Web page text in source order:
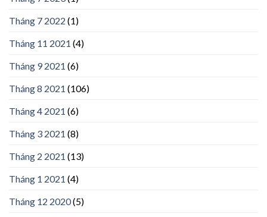
Tháng 7 2022 (1)
Tháng 11 2021 (4)
Tháng 9 2021 (6)
Tháng 8 2021 (106)
Tháng 4 2021 (6)
Tháng 3 2021 (8)
Tháng 2 2021 (13)
Tháng 1 2021 (4)
Tháng 12 2020(5)